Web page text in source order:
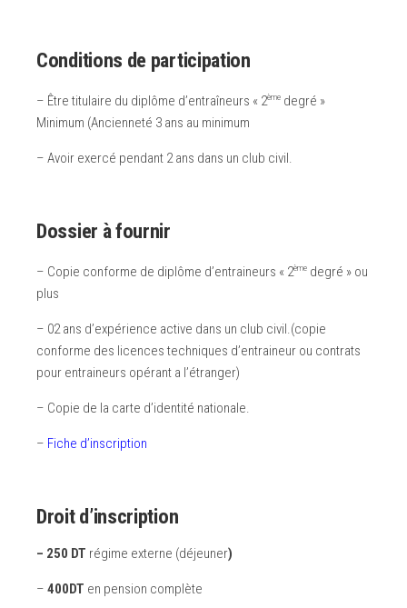
Conditions de participation
– Être titulaire du diplôme d’entraîneurs « 2ème degré »
Minimum (Ancienneté 3 ans au minimum
– Avoir exercé pendant 2 ans dans un club civil.
Dossier à fournir
– Copie conforme de diplôme d’entraineurs « 2ème degré » ou
plus
– 02 ans d’expérience active dans un club civil.(copie
conforme des licences techniques d’entraineur ou contrats
pour entraineurs opérant a l’étranger)
– Copie de la carte d’identité nationale.
– Fiche d’inscription
Droit d’inscription
– 250 DT régime externe (déjeuner)
– 400DT en pension complète